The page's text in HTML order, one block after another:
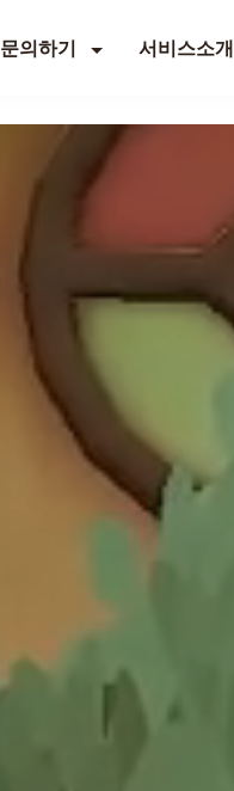
문의하기 서비스소개